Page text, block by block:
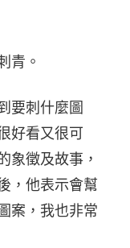
青。
要刺什麼圖
好看又很可
象徵及故事，
，他表示會幫
案，我也非常